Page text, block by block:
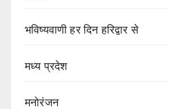
भविष्यवाणी हर दिन हरिद्वार से
मध्य प्रदेश
मनोरंजन